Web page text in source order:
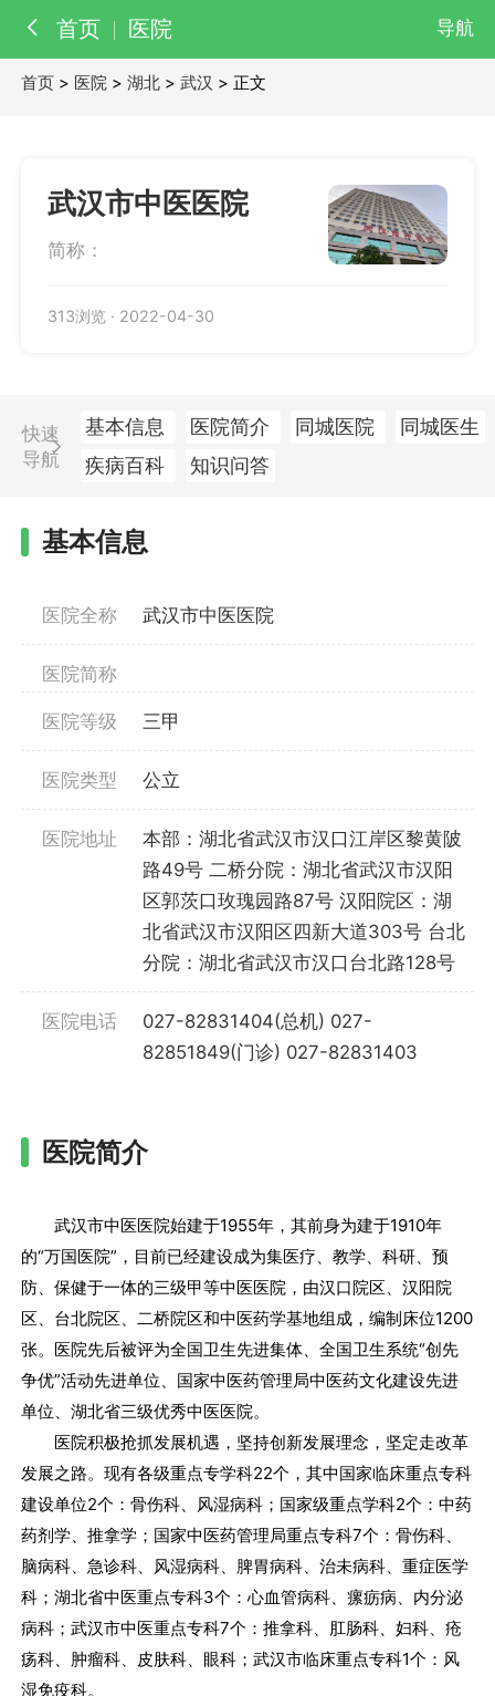
首页 医院 导航
医生
首页 > 医院 >湖北 >武汉 > 正文
武汉市中医医院
简称：
313浏览 · 2022-04-30
快速
导航
基本信息 医院简介 同城医院
同城医生
疾病百科
知识问答
基本信息
医院全称 武汉市中医医院
医院简称
医院等级 三甲
医院类型 公立
医院地址
本部：湖北省武汉市汉口江岸区黎黄陂
路49号 二桥分院：湖北省武汉市汉阳
区郭茨口玫瑰园路87号 汉阳院区：湖
北省武汉市汉阳区四新大道303号 台北
分院：湖北省武汉市汉口台北路128号
医院电话
027-82831404(总机) 027-
82851849(门诊) 027-82831403
医院简介
武汉市中医医院始建于1955年，其前身为建于1910年
的“万国医院”，目前已经建设成为集医疗、教学、科研、预
防、保健于一体的三级甲等中医医院，由汉口院区、汉阳院
区、台北院区、二桥院区和中医药学基地组成，编制床位1200
张。医院先后被评为全国卫生先进集体、全国卫生系统“创先
争优”活动先进单位、国家中医药管理局中医药文化建设先进
单位、湖北省三级优秀中医医院。
医院积极抢抓发展机遇，坚持创新发展理念，坚定走改革
发展之路。现有各级重点专学科22个，其中国家临床重点专科
建设单位2个：骨伤科、风湿病科；国家级重点学科2个：中药
药剂学、推拿学；国家中医药管理局重点专科7个：骨伤科、
脑病科、急诊科、风湿病科、脾胃病科、治未病科、重症医学
科；湖北省中医重点专科3个：心血管病科、瘰疬病、内分泌
病科；武汉市中医重点专科7个：推拿科、肛肠科、妇科、疮
疡科、肿瘤科、皮肤科、眼科；武汉市临床重点专科1个：风
湿免疫科。